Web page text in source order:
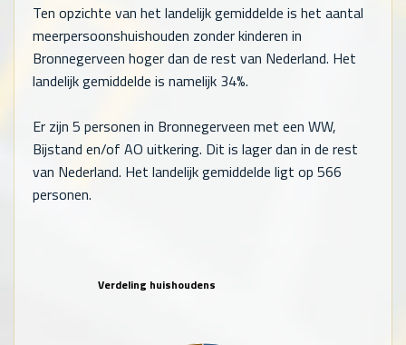
Ten opzichte van het landelijk gemiddelde is het aantal
meerpersoonshuishouden zonder kinderen in
Bronnegerveen hoger dan de rest van Nederland. Het
landelijk gemiddelde is namelijk 34%.
Er zijn 5 personen in Bronnegerveen met een WW,
Bijstand en/of AO uitkering. Dit is lager dan in de rest
van Nederland. Het landelijk gemiddelde ligt op 566
personen.
Verdeling huishoudens